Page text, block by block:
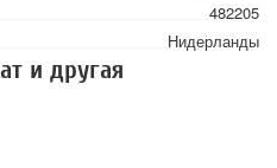
482205
Нидерланды
и другая